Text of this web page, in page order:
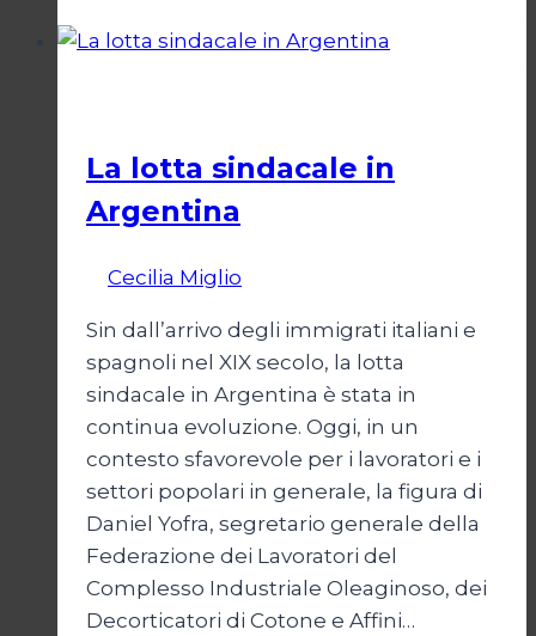
La lotta sindacale in
Argentina
Cecilia Miglio
Sin dall’arrivo degli immigrati italiani e
spagnoli nel XIX secolo, la lotta
sindacale in Argentina è stata in
continua evoluzione. Oggi, in un
contesto sfavorevole per i lavoratori e i
settori popolari in generale, la figura di
Daniel Yofra, segretario generale della
Federazione dei Lavoratori del
Complesso Industriale Oleaginoso, dei
Decorticatori di Cotone e Affini…